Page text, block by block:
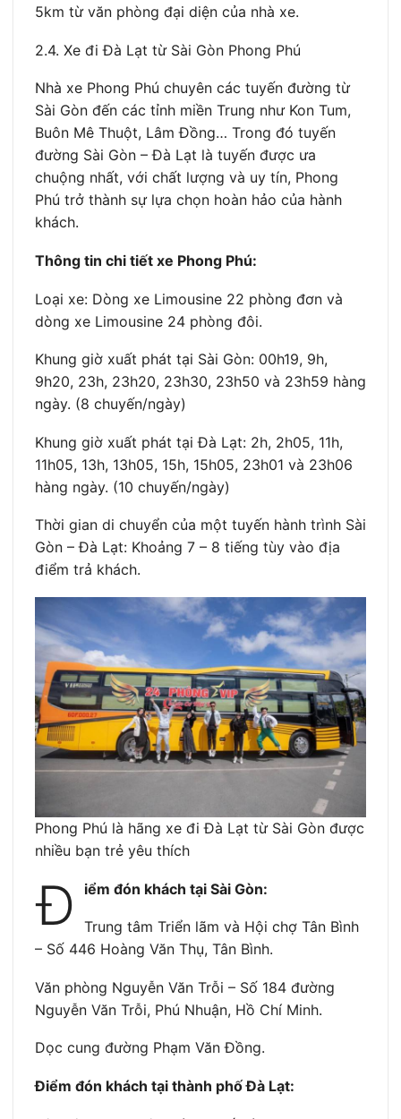
5km từ văn phòng đại diện của nhà xe.
2.4. Xe đi Đà Lạt từ Sài Gòn Phong Phú
Nhà xe Phong Phú chuyên các tuyến đường từ
Sài Gòn đến các tỉnh miền Trung như Kon Tum,
Buôn Mê Thuột, Lâm Đồng… Trong đó tuyến
đường Sài Gòn – Đà Lạt là tuyến được ưa
chuộng nhất, với chất lượng và uy tín, Phong
Phú trở thành sự lựa chọn hoàn hảo của hành
khách.
Thông tin chi tiết xe Phong Phú:
Loại xe: Dòng xe Limousine 22 phòng đơn và
dòng xe Limousine 24 phòng đôi.
Khung giờ xuất phát tại Sài Gòn: 00h19, 9h,
9h20, 23h, 23h20, 23h30, 23h50 và 23h59 hàng
ngày. (8 chuyến/ngày)
Khung giờ xuất phát tại Đà Lạt: 2h, 2h05, 11h,
11h05, 13h, 13h05, 15h, 15h05, 23h01 và 23h06
hàng ngày. (10 chuyến/ngày)
Thời gian di chuyển của một tuyến hành trình Sài
Gòn – Đà Lạt: Khoảng 7 – 8 tiếng tùy vào địa
điểm trả khách.
Phong Phú là hãng xe đi Đà Lạt từ Sài Gòn được
nhiều bạn trẻ yêu thích
Đ iểm đón khách tại Sài Gòn:
Trung tâm Triển lãm và Hội chợ Tân Bình
– Số 446 Hoàng Văn Thụ, Tân Bình.
Văn phòng Nguyễn Văn Trỗi – Số 184 đường
Nguyễn Văn Trỗi, Phú Nhuận, Hồ Chí Minh.
Dọc cung đường Phạm Văn Đồng.
Điểm đón khách tại thành phố Đà Lạt: